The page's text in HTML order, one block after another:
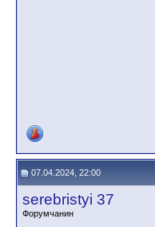
07.04.2024, 22:00
serebristyi 37
Форумчанин